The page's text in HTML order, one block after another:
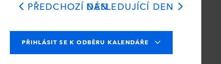
PŘEDCHOZÍ DENNÁSLEDUJÍCÍ DEN
PŘIHLÁSIT SE K ODBĚRU KALENDÁŘE